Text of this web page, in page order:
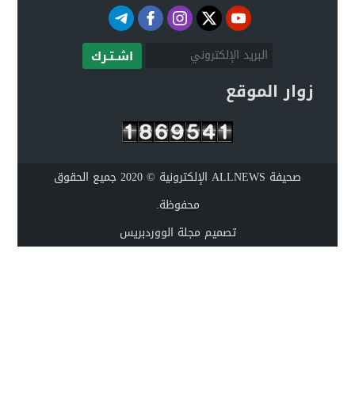
اشـتـرك
زوار الموقع
صحيفة ALLNEWS الإلكترونية © 2020 جميع الحقوق
محفوظة.
تصميم مجلة الووردبريس